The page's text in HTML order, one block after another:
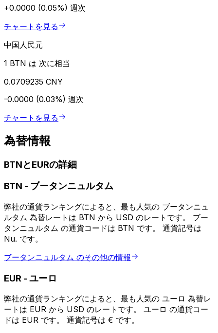
+0.0000 (0.05%) 週次
チャートを見る
中国人民元
1 BTN は 次に相当
0.0709235 CNY
-0.0000 (0.03%) 週次
チャートを見る
為替情報
BTNとEURの詳細
BTN - ブータンニュルタム
弊社の通貨ランキングによると、最も人気の ブータンニュ
ルタム 為替レートは BTN から USD のレートです。 ブー
タンニュルタム の通貨コードは BTN です。 通貨記号は
Nu. です。
ブータンニュルタム のその他の情報
EUR - ユーロ
弊社の通貨ランキングによると、最も人気の ユーロ 為替レ
ートは EUR から USD のレートです。 ユーロ の通貨コー
ドは EUR です。 通貨記号は € です。